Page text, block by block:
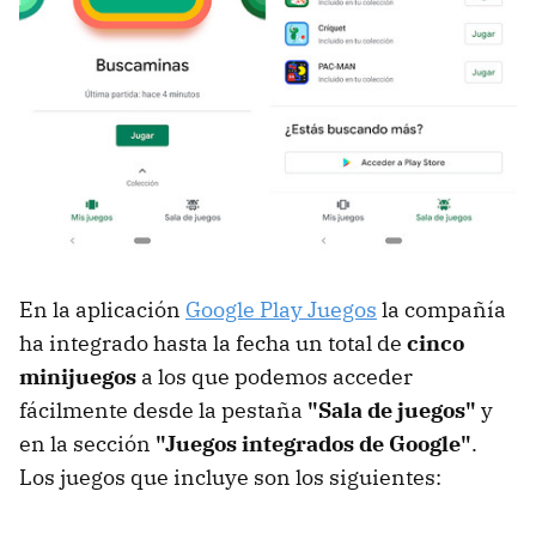
En la aplicación Google Play Juegos la compañía
ha integrado hasta la fecha un total de cinco
minijuegos a los que podemos acceder
fácilmente desde la pestaña "Sala de juegos" y
en la sección "Juegos integrados de Google".
Los juegos que incluye son los siguientes: